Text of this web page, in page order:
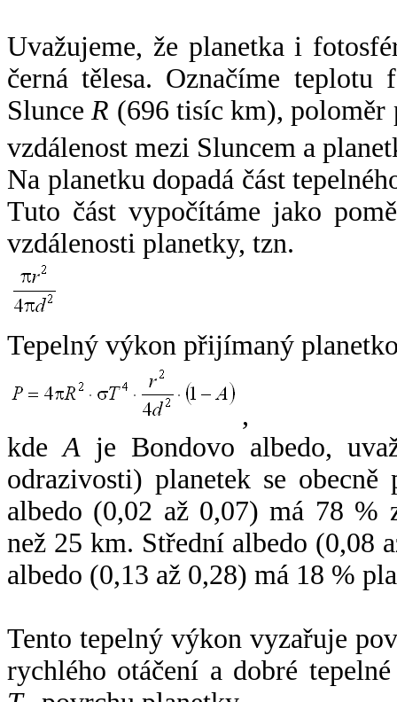
Uvažujeme, že planetka i
černá tělesa. Označíme
SlunceR (696 tisíc km),
vzdálenost mezi Sluncem a
Na planetku dopadá část
Tuto část vypočítáme jako
vzdálenosti planetky, tzn.
Tepelný výkon přijímaný
,
kdeA je Bondovo albedo,
odrazivosti) planetek se
albedo (0,02 až 0,07) má 78 %
než 25 km. Střední albedo (0,08
albedo (0,13 až 0,28) má 18 %
Tento tepelný výkon vyzařuje
rychlého otáčení a dobré